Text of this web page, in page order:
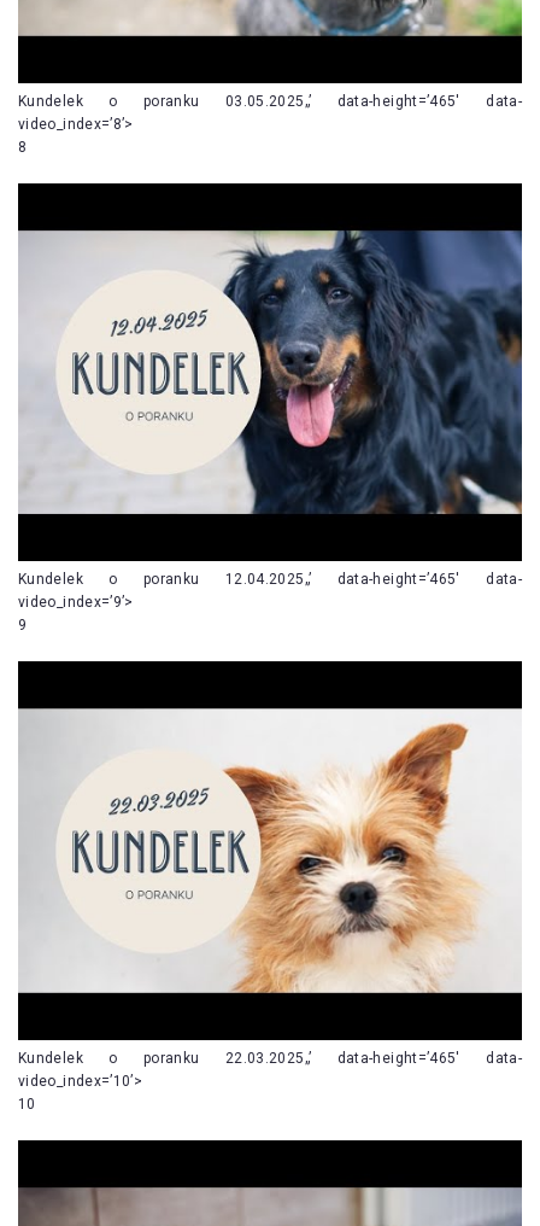
Kundelek o poranku 03.05.2025„’ data-height=’465′ data-
video_index=’8’>
8
Kundelek o poranku 12.04.2025„’ data-height=’465′ data-
video_index=’9’>
9
Kundelek o poranku 22.03.2025„’ data-height=’465′ data-
video_index=’10’>
10